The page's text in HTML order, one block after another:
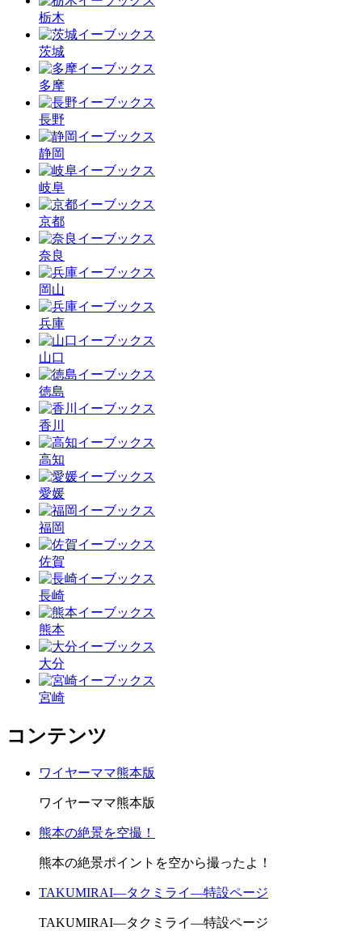
栃木
茨城
多摩
長野
静岡
岐阜
京都
奈良
岡山
兵庫
山口
徳島
香川
高知
愛媛
福岡
佐賀
長崎
熊本
大分
宮崎
コンテンツ
ワイヤーママ熊本版
ワイヤーママ熊本版
熊本の絶景を空撮！
熊本の絶景ポイントを空から撮ったよ！
TAKUMIRAI―タクミライ―特設ページ
TAKUMIRAI―タクミライ―特設ページ